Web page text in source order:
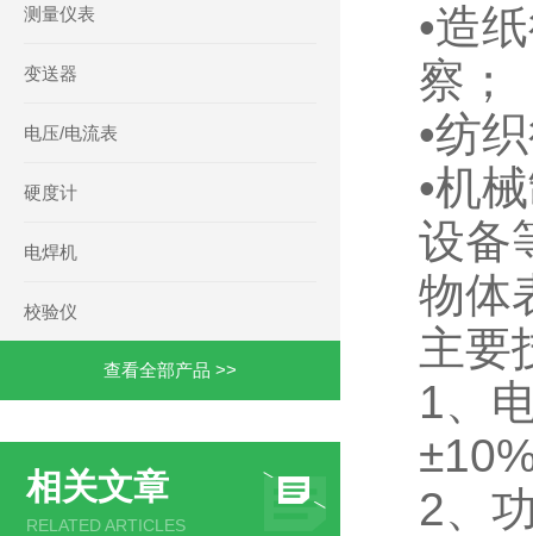
测量仪表
变送器
电压/电流表
硬度计
电焊机
校验仪
查看全部产品 >>
相关文章
RELATED ARTICLES
•造
察
•纺
•机
设备
物体
主
1、
2、